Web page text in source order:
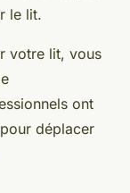
le lit.
votre lit, vous
ont
déplacer